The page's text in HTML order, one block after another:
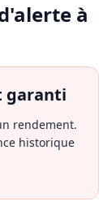
à
garanti
rendement.
historique